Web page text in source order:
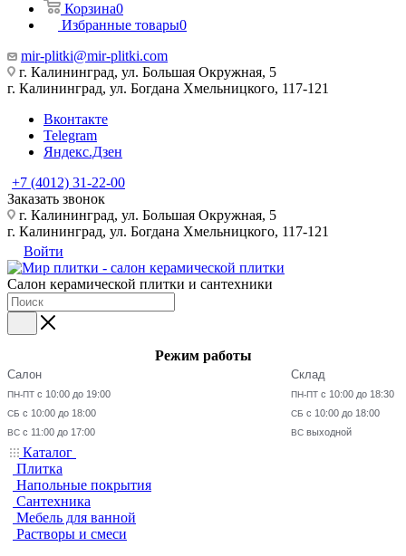
Корзина0
Избранные товары0
mir-plitki@mir-plitki.com
г. Калининград, ул. Большая Окружная, 5
г. Калининград, ул. Богдана Хмельницкого, 117-121
Вконтакте
Telegram
Яндекс.Дзен
+7 (4012) 31-22-00
Заказать звонок
г. Калининград, ул. Большая Окружная, 5
г. Калининград, ул. Богдана Хмельницкого, 117-121
Войти
Салон керамической плитки и сантехники
Режим работы
Салон
ПН-ПТ с 10:00 до 19:00
СБ с 10:00 до 18:00
ВС с 11:00 до 17:00
Склад
ПН-ПТ с 10:00 до 18:30
СБ с 10:00 до 18:00
ВС выходной
Каталог
Плитка
Напольные покрытия
Сантехника
Мебель для ванной
Растворы и смеси